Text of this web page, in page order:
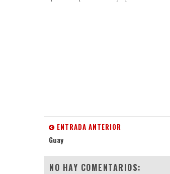
ENTRADA ANTERIOR
Guay
NO HAY COMENTARIOS: